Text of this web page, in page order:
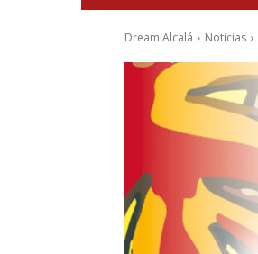
Dream Alcalá Noticias